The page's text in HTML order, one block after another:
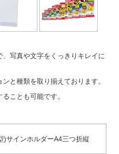
写真や文字をくっきりキレイに
と種類を取り揃えております。
ことも可能です。
)サインホルダーA4三つ折縦